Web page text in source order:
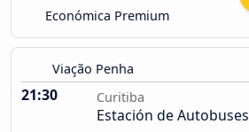
Económica Premium
Viação Penha
21:30 Curitiba
Estación de Autobuses